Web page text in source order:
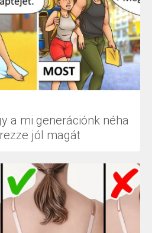
a mi generációnk néha
jól magát